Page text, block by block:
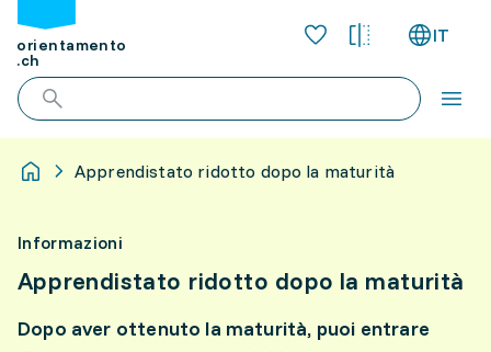
orientamento
.ch
IT
Apprendistato ridotto dopo la maturità
Informazioni
Apprendistato ridotto dopo la maturità
Dopo aver ottenuto la maturità, puoi entrare